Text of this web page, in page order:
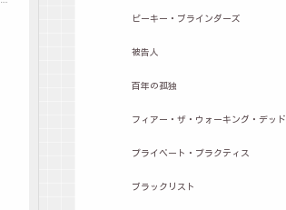
ピーキー・ブラインダーズ
被告人
百年の孤独
フィアー・ザ・ウォーキング・デッド
プライベート・プラクティス
ブラックリスト